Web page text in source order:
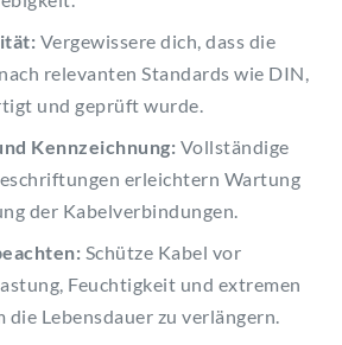
Vergewissere dich, dass die
relevanten Standards wie DIN,
und geprüft wurde.
Kennzeichnung: Vollständige
erleichtern Wartung
der Kabelverbindungen.
Schütze Kabel vor
Feuchtigkeit und extremen
die Lebensdauer zu verlängern.